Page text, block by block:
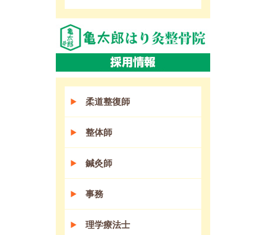
柔道整復師
整体師
鍼灸師
事務
理学療法士